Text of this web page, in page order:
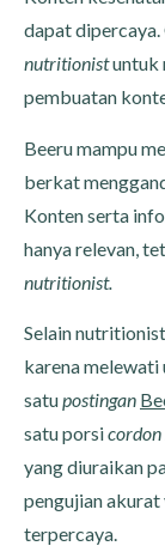
dapat
nutritionistuntuk
pembuatan
Beeru mampu
berkat
Konten serta
hanya relevan,
nutritionist.
Selain
karena
satupostingan
satu porsicordon
yang diuraikan
pengujian
terpercaya.